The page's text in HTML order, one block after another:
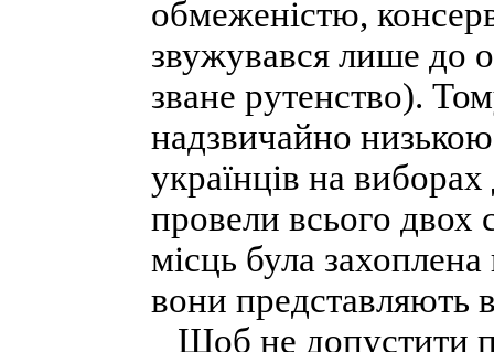
обмеженістю,
звужувався лише до
зване рутенство).
надзвичайно
українців на
провели всього двох
місць була
вони представляють
Щоб не допустити